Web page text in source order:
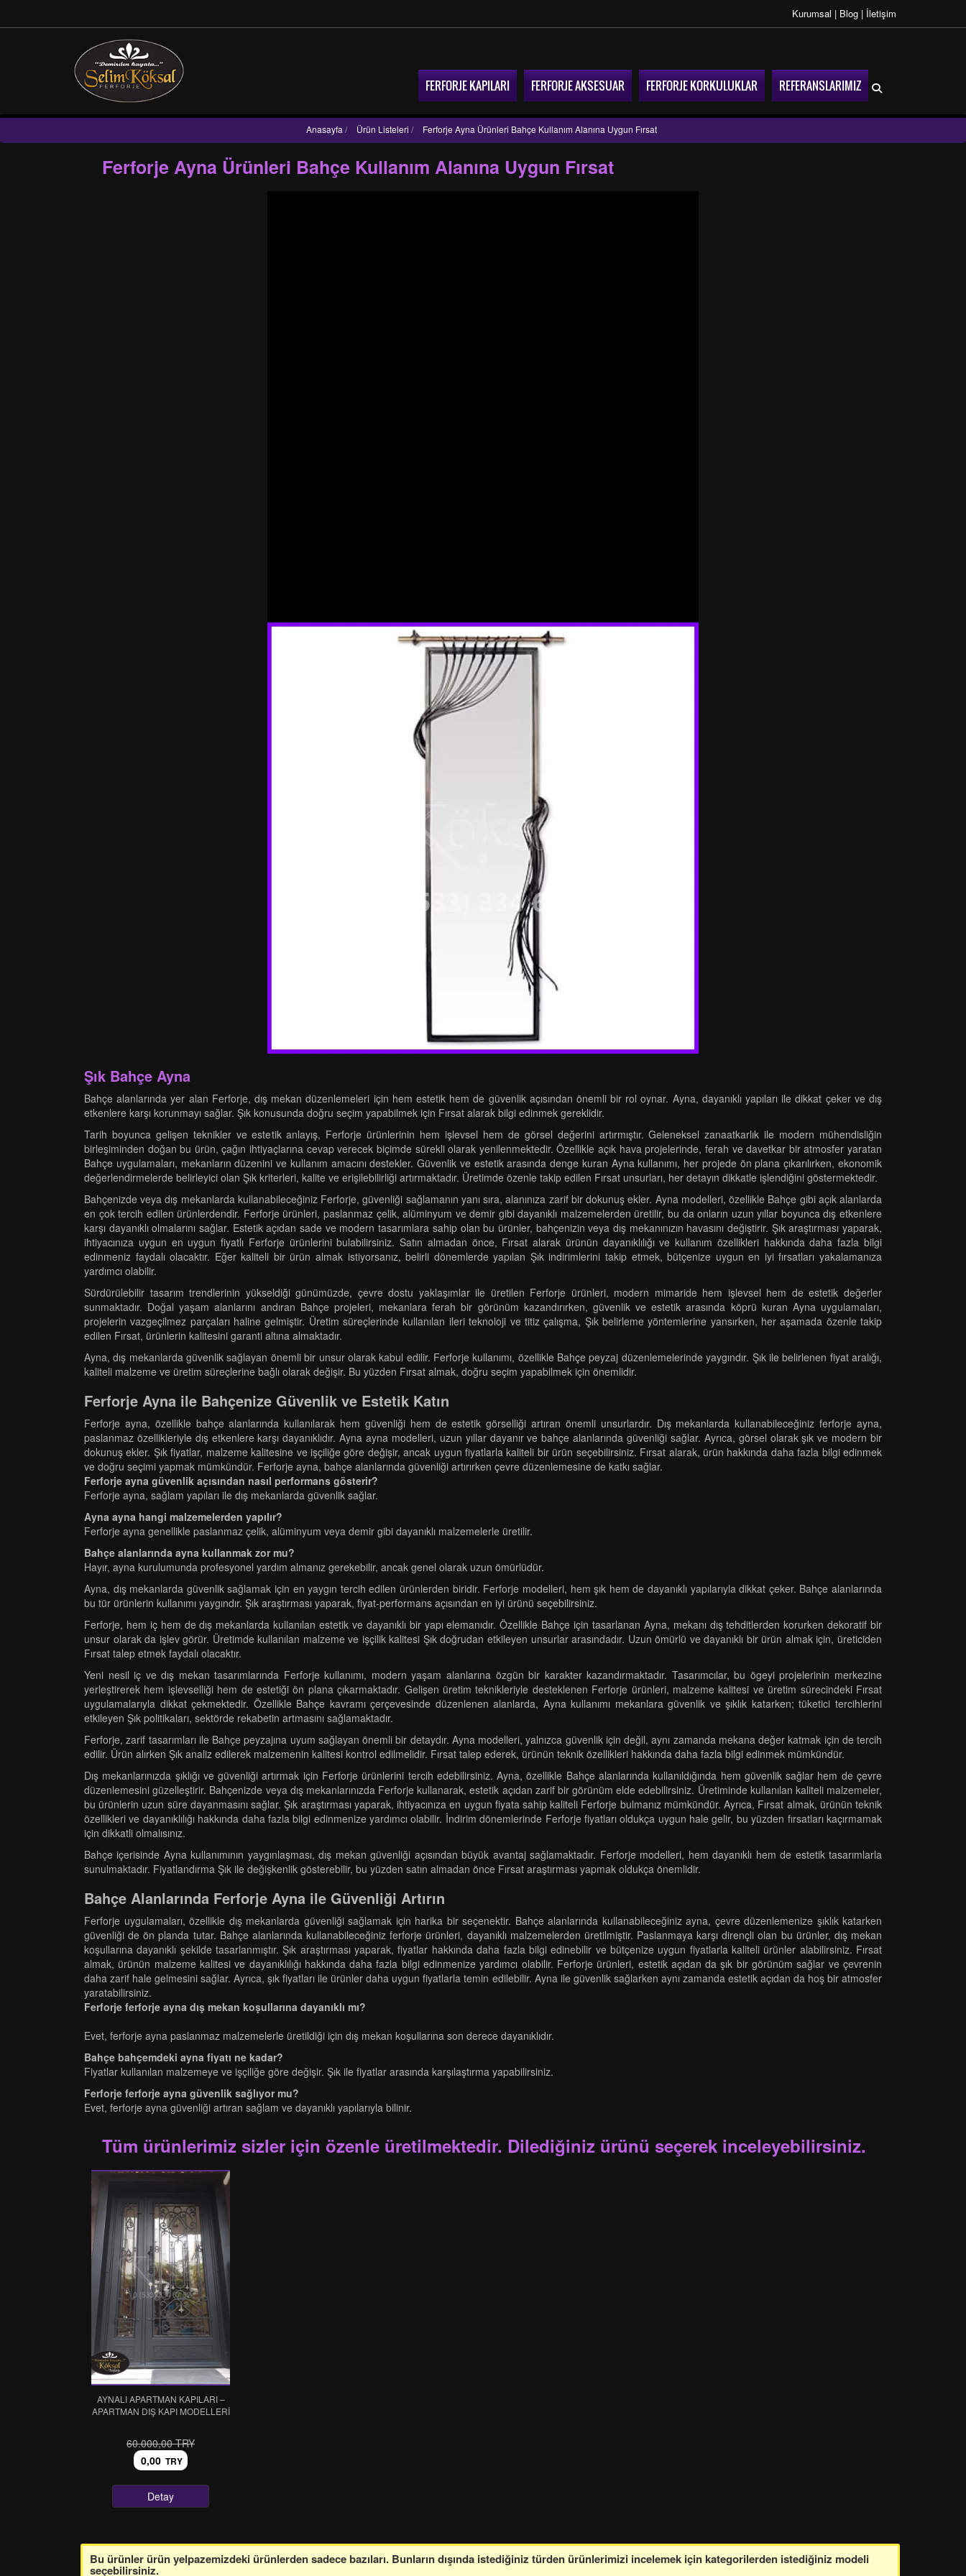
Kurumsal | Blog | İletişim
FERFORJE KAPILARI FERFORJE AKSESUAR FERFORJE KORKULUKLAR REFERANSLARIMIZ
Anasayfa / Ürün Listeleri / Ferforje Ayna Ürünleri Bahçe Kullanım Alanına Uygun Fırsat
Ferforje Ayna Ürünleri Bahçe Kullanım Alanına Uygun Fırsat
Şık Bahçe Ayna
Bahçe alanlarında yer alan Ferforje, dış mekan düzenlemeleri için hem estetik hem de güvenlik açısından önemli bir rol oynar. Ayna, dayanıklı yapıları ile dikkat çeker ve dış
etkenlere karşı korunmayı sağlar. Şık konusunda doğru seçim yapabilmek için Fırsat alarak bilgi edinmek gereklidir.
Tarih boyunca gelişen teknikler ve estetik anlayış, Ferforje ürünlerinin hem işlevsel hem de görsel değerini artırmıştır. Geleneksel zanaatkarlık ile modern mühendisliğin
birleşiminden doğan bu ürün, çağın ihtiyaçlarına cevap verecek biçimde sürekli olarak yenilenmektedir. Özellikle açık hava projelerinde, ferah ve davetkar bir atmosfer yaratan
Bahçe uygulamaları, mekanların düzenini ve kullanım amacını destekler. Güvenlik ve estetik arasında denge kuran Ayna kullanımı, her projede ön plana çıkarılırken, ekonomik
değerlendirmelerde belirleyici olan Şık kriterleri, kalite ve erişilebilirliği artırmaktadır. Üretimde özenle takip edilen Fırsat unsurları, her detayın dikkatle işlendiğini göstermektedir.
Bahçenizde veya dış mekanlarda kullanabileceğiniz Ferforje, güvenliği sağlamanın yanı sıra, alanınıza zarif bir dokunuş ekler. Ayna modelleri, özellikle Bahçe gibi açık alanlarda
en çok tercih edilen ürünlerdendir. Ferforje ürünleri, paslanmaz çelik, alüminyum ve demir gibi dayanıklı malzemelerden üretilir, bu da onların uzun yıllar boyunca dış etkenlere
karşı dayanıklı olmalarını sağlar. Estetik açıdan sade ve modern tasarımlara sahip olan bu ürünler, bahçenizin veya dış mekanınızın havasını değiştirir. Şık araştırması yaparak,
ihtiyacınıza uygun en uygun fiyatlı Ferforje ürünlerini bulabilirsiniz. Satın almadan önce, Fırsat alarak ürünün dayanıklılığı ve kullanım özellikleri hakkında daha fazla bilgi
edinmeniz faydalı olacaktır. Eğer kaliteli bir ürün almak istiyorsanız, belirli dönemlerde yapılan Şık indirimlerini takip etmek, bütçenize uygun en iyi fırsatları yakalamanıza
yardımcı olabilir.
Sürdürülebilir tasarım trendlerinin yükseldiği günümüzde, çevre dostu yaklaşımlar ile üretilen Ferforje ürünleri, modern mimaride hem işlevsel hem de estetik değerler
sunmaktadır. Doğal yaşam alanlarını andıran Bahçe projeleri, mekanlara ferah bir görünüm kazandırırken, güvenlik ve estetik arasında köprü kuran Ayna uygulamaları,
projelerin vazgeçilmez parçaları haline gelmiştir. Üretim süreçlerinde kullanılan ileri teknoloji ve titiz çalışma, Şık belirleme yöntemlerine yansırken, her aşamada özenle takip
edilen Fırsat, ürünlerin kalitesini garanti altına almaktadır.
Ayna, dış mekanlarda güvenlik sağlayan önemli bir unsur olarak kabul edilir. Ferforje kullanımı, özellikle Bahçe peyzaj düzenlemelerinde yaygındır. Şık ile belirlenen fiyat aralığı,
kaliteli malzeme ve üretim süreçlerine bağlı olarak değişir. Bu yüzden Fırsat almak, doğru seçim yapabilmek için önemlidir.
Ferforje Ayna ile Bahçenize Güvenlik ve Estetik Katın
Ferforje ayna, özellikle bahçe alanlarında kullanılarak hem güvenliği hem de estetik görselliği artıran önemli unsurlardır. Dış mekanlarda kullanabileceğiniz ferforje ayna,
paslanmaz özellikleriyle dış etkenlere karşı dayanıklıdır. Ayna ayna modelleri, uzun yıllar dayanır ve bahçe alanlarında güvenliği sağlar. Ayrıca, görsel olarak şık ve modern bir
dokunuş ekler. Şık fiyatlar, malzeme kalitesine ve işçiliğe göre değişir, ancak uygun fiyatlarla kaliteli bir ürün seçebilirsiniz. Fırsat alarak, ürün hakkında daha fazla bilgi edinmek
ve doğru seçimi yapmak mümkündür. Ferforje ayna, bahçe alanlarında güvenliği artırırken çevre düzenlemesine de katkı sağlar.
Ferforje ayna güvenlik açısından nasıl performans gösterir?
Ferforje ayna, sağlam yapıları ile dış mekanlarda güvenlik sağlar.
Ayna ayna hangi malzemelerden yapılır?
Ferforje ayna genellikle paslanmaz çelik, alüminyum veya demir gibi dayanıklı malzemelerle üretilir.
Bahçe alanlarında ayna kullanmak zor mu?
Hayır, ayna kurulumunda profesyonel yardım almanız gerekebilir, ancak genel olarak uzun ömürlüdür.
Ayna, dış mekanlarda güvenlik sağlamak için en yaygın tercih edilen ürünlerden biridir. Ferforje modelleri, hem şık hem de dayanıklı yapılarıyla dikkat çeker. Bahçe alanlarında
bu tür ürünlerin kullanımı yaygındır. Şık araştırması yaparak, fiyat-performans açısından en iyi ürünü seçebilirsiniz.
Ferforje, hem iç hem de dış mekanlarda kullanılan estetik ve dayanıklı bir yapı elemanıdır. Özellikle Bahçe için tasarlanan Ayna, mekanı dış tehditlerden korurken dekoratif bir
unsur olarak da işlev görür. Üretimde kullanılan malzeme ve işçilik kalitesi Şık doğrudan etkileyen unsurlar arasındadır. Uzun ömürlü ve dayanıklı bir ürün almak için, üreticiden
Fırsat talep etmek faydalı olacaktır.
Yeni nesil iç ve dış mekan tasarımlarında Ferforje kullanımı, modern yaşam alanlarına özgün bir karakter kazandırmaktadır. Tasarımcılar, bu ögeyi projelerinin merkezine
yerleştirerek hem işlevselliği hem de estetiği ön plana çıkarmaktadır. Gelişen üretim teknikleriyle desteklenen Ferforje ürünleri, malzeme kalitesi ve üretim sürecindeki Fırsat
uygulamalarıyla dikkat çekmektedir. Özellikle Bahçe kavramı çerçevesinde düzenlenen alanlarda, Ayna kullanımı mekanlara güvenlik ve şıklık katarken; tüketici tercihlerini
etkileyen Şık politikaları, sektörde rekabetin artmasını sağlamaktadır.
Ferforje, zarif tasarımları ile Bahçe peyzajına uyum sağlayan önemli bir detaydır. Ayna modelleri, yalnızca güvenlik için değil, aynı zamanda mekana değer katmak için de tercih
edilir. Ürün alırken Şık analiz edilerek malzemenin kalitesi kontrol edilmelidir. Fırsat talep ederek, ürünün teknik özellikleri hakkında daha fazla bilgi edinmek mümkündür.
Dış mekanlarınızda şıklığı ve güvenliği artırmak için Ferforje ürünlerini tercih edebilirsiniz. Ayna, özellikle Bahçe alanlarında kullanıldığında hem güvenlik sağlar hem de çevre
düzenlemesini güzelleştirir. Bahçenizde veya dış mekanlarınızda Ferforje kullanarak, estetik açıdan zarif bir görünüm elde edebilirsiniz. Üretiminde kullanılan kaliteli malzemeler,
bu ürünlerin uzun süre dayanmasını sağlar. Şık araştırması yaparak, ihtiyacınıza en uygun fiyata sahip kaliteli Ferforje bulmanız mümkündür. Ayrıca, Fırsat almak, ürünün teknik
özellikleri ve dayanıklılığı hakkında daha fazla bilgi edinmenize yardımcı olabilir. İndirim dönemlerinde Ferforje fiyatları oldukça uygun hale gelir, bu yüzden fırsatları kaçırmamak
için dikkatli olmalısınız.
Bahçe içerisinde Ayna kullanımının yaygınlaşması, dış mekan güvenliği açısından büyük avantaj sağlamaktadır. Ferforje modelleri, hem dayanıklı hem de estetik tasarımlarla
sunulmaktadır. Fiyatlandırma Şık ile değişkenlik gösterebilir, bu yüzden satın almadan önce Fırsat araştırması yapmak oldukça önemlidir.
Bahçe Alanlarında Ferforje Ayna ile Güvenliği Artırın
Ferforje uygulamaları, özellikle dış mekanlarda güvenliği sağlamak için harika bir seçenektir. Bahçe alanlarında kullanabileceğiniz ayna, çevre düzenlemenize şıklık katarken
güvenliği de ön planda tutar. Bahçe alanlarında kullanabileceğiniz ferforje ürünleri, dayanıklı malzemelerden üretilmiştir. Paslanmaya karşı dirençli olan bu ürünler, dış mekan
koşullarına dayanıklı şekilde tasarlanmıştır. Şık araştırması yaparak, fiyatlar hakkında daha fazla bilgi edinebilir ve bütçenize uygun fiyatlarla kaliteli ürünler alabilirsiniz. Fırsat
almak, ürünün malzeme kalitesi ve dayanıklılığı hakkında daha fazla bilgi edinmenize yardımcı olabilir. Ferforje ürünleri, estetik açıdan da şık bir görünüm sağlar ve çevrenin
daha zarif hale gelmesini sağlar. Ayrıca, şık fiyatları ile ürünler daha uygun fiyatlarla temin edilebilir. Ayna ile güvenlik sağlarken aynı zamanda estetik açıdan da hoş bir atmosfer
yaratabilirsiniz.
Ferforje ferforje ayna dış mekan koşullarına dayanıklı mı?
Evet, ferforje ayna paslanmaz malzemelerle üretildiği için dış mekan koşullarına son derece dayanıklıdır.
Bahçe bahçemdeki ayna fiyatı ne kadar?
Fiyatlar kullanılan malzemeye ve işçiliğe göre değişir. Şık ile fiyatlar arasında karşılaştırma yapabilirsiniz.
Ferforje ferforje ayna güvenlik sağlıyor mu?
Evet, ferforje ayna güvenliği artıran sağlam ve dayanıklı yapılarıyla bilinir.
Tüm ürünlerimiz sizler için özenle üretilmektedir. Dilediğiniz ürünü seçerek inceleyebilirsiniz.
AYNALI APARTMAN KAPILARI –
APARTMAN DIŞ KAPI MODELLERİ
60.000,00 TRY
0,00 TRY
Detay
Bu ürünler ürün yelpazemizdeki ürünlerden sadece bazıları. Bunların dışında istediğiniz türden ürünlerimizi incelemek için kategorilerden istediğiniz modeli
seçebilirsiniz.